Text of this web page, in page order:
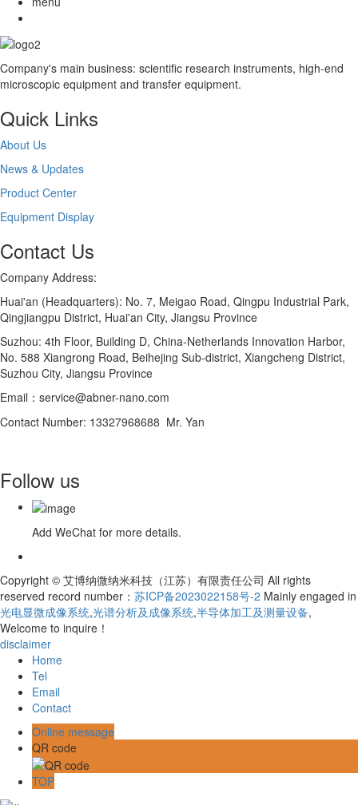
Company's main business: scientific research instruments, high-end
microscopic equipment and transfer equipment.
Quick Links
About Us
News & Updates
Product Center
Equipment Display
Contact Us
Company Address:
Huai'an (Headquarters): No. 7, Meigao Road, Qingpu Industrial Park,
Qingjiangpu District, Huai'an City, Jiangsu Province
Suzhou: 4th Floor, Building D, China-Netherlands Innovation Harbor,
No. 588 Xiangrong Road, Beihejing Sub-district, Xiangcheng District,
Suzhou City, Jiangsu Province
Email：service@abner-nano.com
Contact Number: 13327968688 Mr. Yan
Follow us
Add WeChat for more details.
Copyright © 艾博纳微纳米科技（江苏）有限责任公司 All rights
reserved record number： 苏ICP备2023022158号-2 Mainly engaged in
光电显微成像系统,光谱分析及成像系统,半导体加工及测量设备,
Welcome to inquire！
disclaimer
Home
Tel
Email
Contact
Online message
QR code
TOP